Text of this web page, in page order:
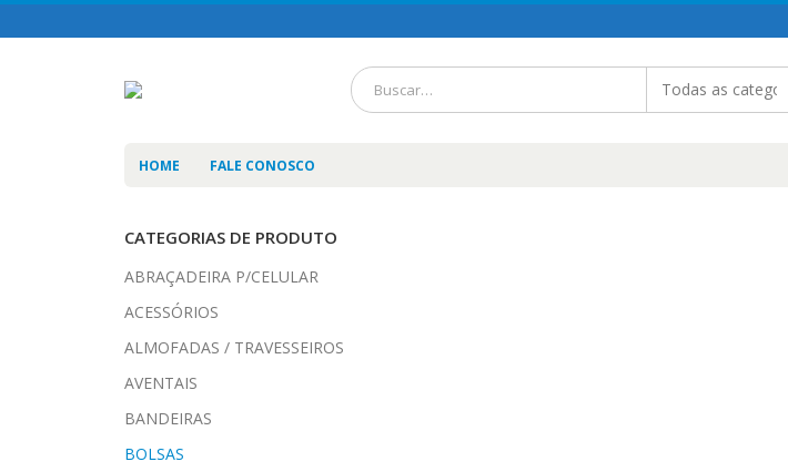
HOME FALE CONOSCO
CATEGORIAS DE PRODUTO
ABRAÇADEIRA P/CELULAR
ACESSÓRIOS
ALMOFADAS / TRAVESSEIROS
AVENTAIS
BANDEIRAS
BOLSAS